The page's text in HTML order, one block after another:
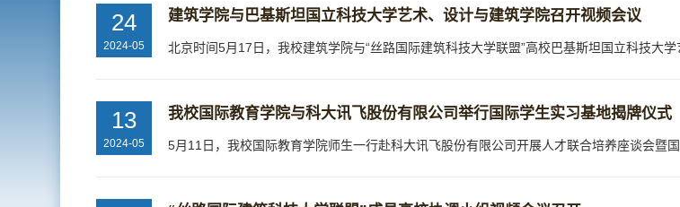
24
2024-05
建筑学院与巴基斯坦国立科技大学艺术、设计与建筑学院召开视频会议
13
2024-05
我校国际教育学院与科大讯飞股份有限公司举行国际学生实习基地揭牌仪式